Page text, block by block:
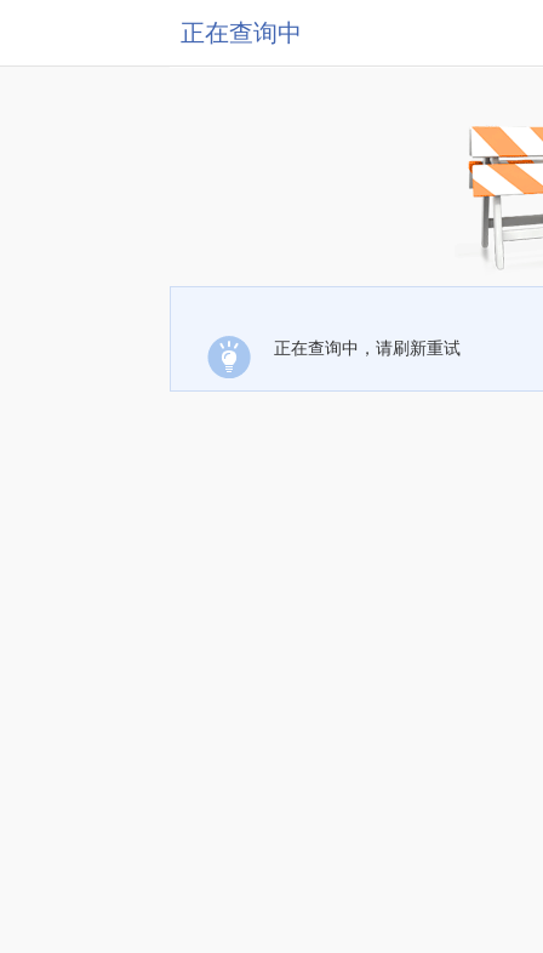
正在查询中
正在查询中，请刷新重试